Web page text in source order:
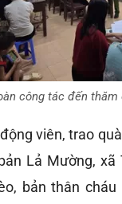
công tác đến
viên, trao
Lả Mường, xã
bản thân